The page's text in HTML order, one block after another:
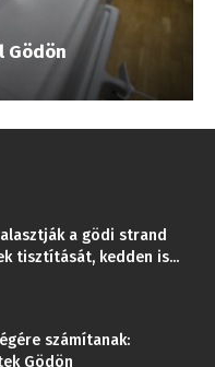
Gödön
a gödi strand
tisztítását, kedden is...
számítanak:
Gödön